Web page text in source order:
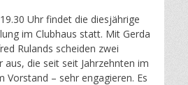
Uhr findet die diesjährige
im Clubhaus statt. Mit Gerda
Rulands scheiden zwei
aus, die seit seit Jahrzehnten im
Vorstand – sehr engagieren. Es